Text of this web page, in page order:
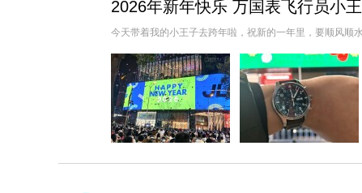
2026年新年快乐 万国表飞行员小
今天带着我的小王子去跨年啦，祝新的一年里，要顺风顺